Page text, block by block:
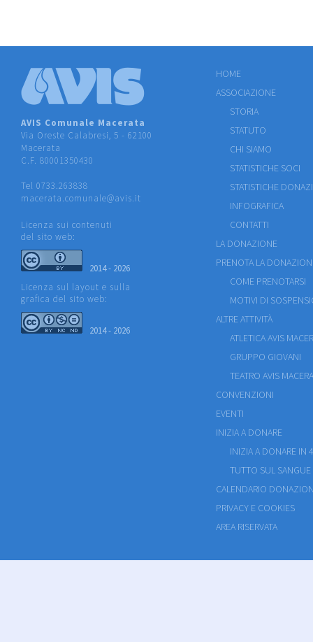
AVIS Comunale Macerata
Via Oreste Calabresi, 5 - 62100
Macerata
C.F. 80001350430
Tel 0733.263838
macerata.comunale@avis.it
Licenza sui contenuti
del sito web:
2014 - 2026
Licenza sul layout e sulla
grafica del sito web:
2014 - 2026
HOME
ASSOCIAZIONE
STORIA
STATUTO
CHI SIAMO
STATISTICHE SOCI
STATISTICHE
INFOGRAFICA
CONTATTI
LA DONAZIONE
PRENOTA LA
COME PRENOTARSI
MOTIVI DI
ALTRE ATTIVITÀ
ATLETICA AVIS
GRUPPO GIOVANI
TEATRO AVIS
CONVENZIONI
EVENTI
INIZIA A DONARE
INIZIA A DONARE IN
TUTTO SUL SANGUE
CALENDARIO
PRIVACY E COOKIES
AREA RISERVATA